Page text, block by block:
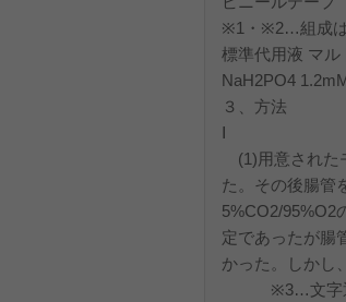
※1・※2…組成は
標準代用液 マル
NaH2PO4
３、方法
Ⅰ
(1)用意された
た。その後腸管
5%CO2/95%O2
定であったが腸
かった。しかし
※3…文字通り